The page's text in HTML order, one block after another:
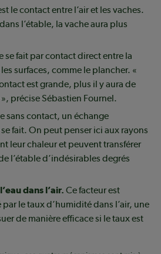
le contact entre l’air et les vaches.
l’étable, la vache aura plus
se fait par contact direct entre la
surfaces, comme le plancher. «
est grande, plus il y aura de
précise Sébastien Fournel.
sans contact, un échange
fait. On peut penser ici aux rayons
leur chaleur et peuvent transférer
l’étable d’indésirables degrés
dans l’air. Ce facteur est
le taux d’humidité dans l’air, une
de manière efficace si le taux est